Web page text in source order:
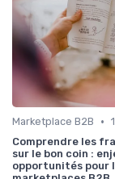
Marketplace B2B •
Comprendre les
sur le bon coin :
opportunités pour